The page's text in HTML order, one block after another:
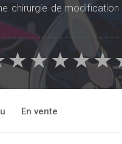
chirurgie de
considérablement
simple et confortable.
et le place sur un tout
★
★
★
★
★
En vente